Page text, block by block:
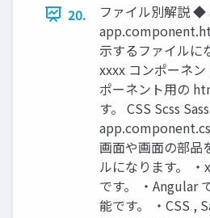
20.
ファイル別解説
示するファイルに
xxxx コンポーネ
ポーネント用の
す。 CSS Scss
画面や画面の部品
ルになります。
です。 ・Angular
能です。 ・CSS ,